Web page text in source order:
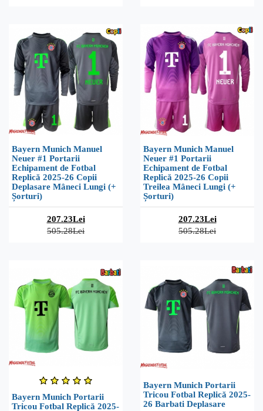
Bayern Munich Manuel
Neuer #1 Portarii
Echipament de Fotbal
Replică 2025-26 Copii
Deplasare Mâneci Lungi (+
Șorturi)
207.23Lei
505.28Lei
Bayern Munich Manuel
Neuer #1 Portarii
Echipament de Fotbal
Replică 2025-26 Copii
Treilea Mâneci Lungi (+
Șorturi)
207.23Lei
505.28Lei
Bayern Munich Portarii
Tricou Fotbal Replică 2025-
Bayern Munich Portarii
Tricou Fotbal Replică 2025-
26 Barbati Deplasare